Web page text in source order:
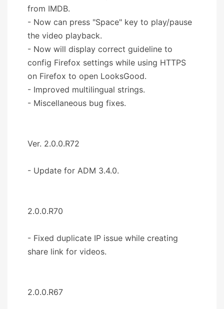
from IMDB.
- Now can press "Space" key to play/pause
the video playback.
- Now will display correct guideline to
config Firefox settings while using HTTPS
on Firefox to open LooksGood.
- Improved multilingual strings.
- Miscellaneous bug fixes.
Ver. 2.0.0.R72
- Update for ADM 3.4.0.
2.0.0.R70
- Fixed duplicate IP issue while creating
share link for videos.
2.0.0.R67